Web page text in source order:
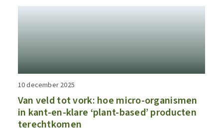
10 december 2025
Van veld tot vork: hoe micro-organismen
in kant-en-klare ‘plant-based’ producten
terechtkomen